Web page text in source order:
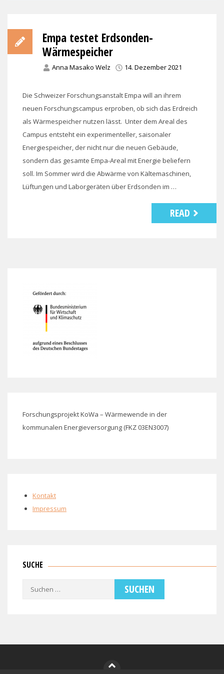
Empa testet Erdsonden-
Wärmespeicher
Anna Masako Welz 14. Dezember 2021
Die Schweizer Forschungsanstalt Empa will an ihrem
neuen Forschungscampus erproben, ob sich das Erdreich
als Wärmespeicher nutzen lässt. Unter dem Areal des
Campus entsteht ein experimenteller, saisonaler
Energiespeicher, der nicht nur die neuen Gebäude,
sondern das gesamte Empa-Areal mit Energie beliefern
soll. Im Sommer wird die Abwärme von Kältemaschinen,
Lüftungen und Laborgeräten über Erdsonden im …
READ
Forschungsprojekt KoWa – Wärmewende in der
kommunalen Energieversorgung (FKZ 03EN3007)
Kontakt
Impressum
SUCHE
Suchen